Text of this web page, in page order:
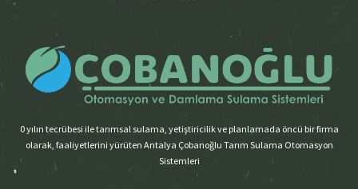
0 yılın tecrübesi ile tarımsal sulama, yetiştiricilik ve planlamada öncü bir firma
olarak, faaliyetlerini yürüten Antalya Çobanoğlu Tarım Sulama Otomasyon
Sistemleri